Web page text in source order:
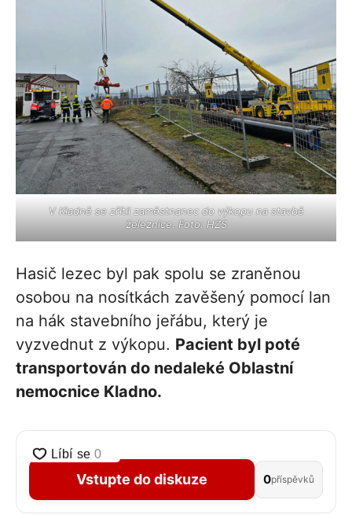
V Kladně se zřítil zaměstnanec do výkopu na stavbě
železnice. Foto: HZS
Hasič lezec byl pak spolu se zraněnou
osobou na nosítkách zavěšený pomocí lan
na hák stavebního jeřábu, který je
vyzvednut z výkopu. Pacient byl poté
transportován do nedaleké Oblastní
nemocnice Kladno.
Vstupte do diskuze 0příspěvků